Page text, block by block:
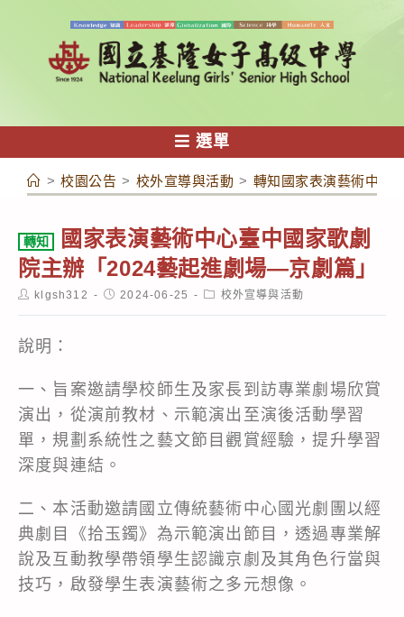
容
選單
> 校園公告 > 校外宣導與活動 > 轉知國家表演藝術中心
轉知
國家表演藝術中心臺中國家歌劇
院主辦「2024藝起進劇場—京劇篇」
Postklgsh312
Post2024-06-25
Post校外宣導與活動
說明：​
一、旨案邀請學校師生及家長到訪專業劇場欣賞
演出，從演前教材、示範演出至演後活動學習
單，規劃系統性之藝文節目觀賞經驗，提升學習
深度與連結。
二、本活動邀請國立傳統藝術中心國光劇團以經
典劇目《拾玉鐲》為示範演出節目，透過專業解
說及互動教學帶領學生認識京劇及其角色行當與
技巧，啟發學生表演藝術之多元想像。